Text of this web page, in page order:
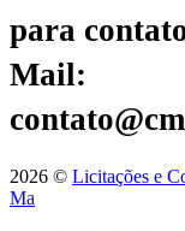
para
Mail:
2026 © Licitações e
Ma